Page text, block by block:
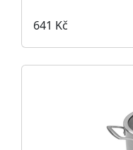
641 Kč